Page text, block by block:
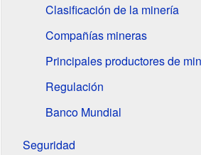
Clasificación de la minería
Compañías mineras
Principales productores de
Regulación
Banco Mundial
Seguridad